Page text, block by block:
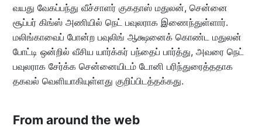
வயது வேகப்பந்து வீச்சாளர் குகதாஸ் மதுலன், சென்னை
சூப்பர் கிங்ஸ் அணியில் நெட் பவுலராக இணைந்துள்ளார்.
மலிங்காவைப் போன்ற பவுலிங் ஆக்ஷனைக் கொண்ட மதுலன்
போட்டி ஒன்றில் வீசிய யார்க்கர் பந்தைப் பார்த்து, அவரை நெட்
பவுலராக சேர்க்க சென்னையிடம் டோனி பரிந்துரைத்ததாக
தகவல் வெளியாகியுள்ளது குறிப்பிடத்தக்கது.
From around the web